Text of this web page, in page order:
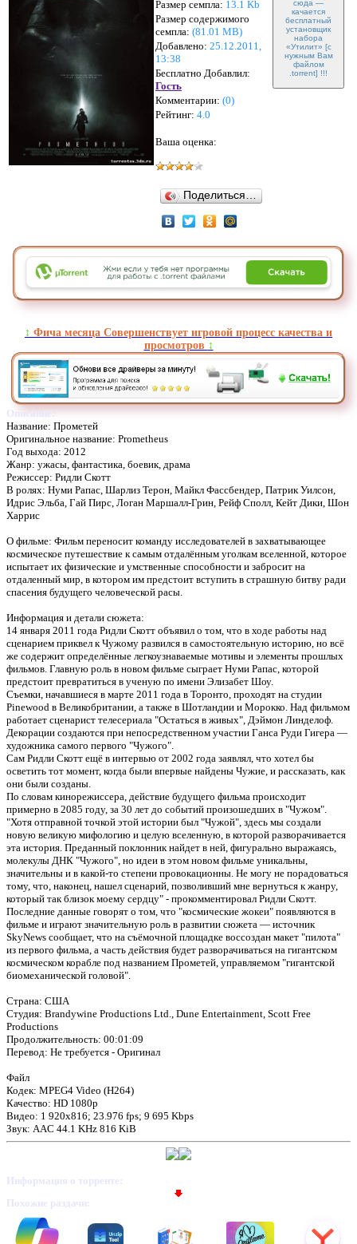
Предлагаем скачать
Прометей (2012) HD 1080p |
»
сюда —
качается
бесплатный
установщик
набора
«Утилит» [с
нужным Вам
файлом
.torrent] !!!
Размер семпла: 13.1 Kb
Размер содержимого
семпла: (81.01 MB)
Добавлено: 25.12.2011,
13:38
Бесплатно Добавлил:
Гость
Комментарии: (0)
Рейтинг: 4.0
Ваша оценка:
Поделиться…
↕️ Фича месяца Совершенствует игровой процесс качества и
просмотров ↕️
Описание:
Название: Прометей
Оригинальное название: Prometheus
Год выхода: 2012
Жанр: ужасы, фантастика, боевик, драма
Режиссер: Ридли Скотт
В ролях: Нуми Рапас, Шарлиз Терон, Майкл Фассбендер, Патрик Уилсон,
Идрис Эльба, Гай Пирс, Логан Маршалл-Грин, Рейф Сполл, Кейт Дики, Шон
Харрис
О фильме: Фильм переносит команду исследователей в захватывающее
космическое путешествие к самым отдалённым уголкам вселенной, которое
испытает их физические и умственные способности и забросит на
отдаленный мир, в котором им предстоит вступить в страшную битву ради
спасения будущего человеческой расы.
Информация и детали сюжета:
14 января 2011 года Ридли Скотт объявил о том, что в ходе работы над
сценарием приквел к Чужому развился в самостоятельную историю, но всё
же содержит определённые легкоузнаваемые мотивы и элементы прошлых
фильмов. Главную роль в новом фильме сыграет Нуми Рапас, которой
предстоит превратиться в ученую по имени Элизабет Шоу.
Съемки, начавшиеся в марте 2011 года в Торонто, проходят на студии
Pinewood в Великобритании, а также в Шотландии и Морокко. Над фильмом
работает сценарист телесериала "Остаться в живых", Дэймон Линделоф.
Декорации создаются при непосредственном участии Ганса Руди Гигера —
художника самого первого "Чужого".
Сам Ридли Скотт ещё в интервью от 2002 года заявлял, что хотел бы
осветить тот момент, когда были впервые найдены Чужие, и рассказать, как
они были созданы.
По словам кинорежиссера, действие будущего фильма происходит
примерно в 2085 году, за 30 лет до событий произошедших в "Чужом".
"Хотя отправной точкой этой истории был "Чужой", здесь мы создали
новую великую мифологию и целую вселенную, в которой разворачивается
эта история. Преданный поклонник найдет в ней, фигурально выражаясь,
молекулы ДНК "Чужого", но идеи в этом новом фильме уникальны,
значительны и в какой-то степени провокационны. Не могу не порадоваться
тому, что, наконец, нашел сценарий, позволивший мне вернуться к жанру,
который так близок моему сердцу" - прокомментировал Ридли Скотт.
Последние данные говорят о том, что "космические жокеи" появляются в
фильме и играют значительную роль в развитии сюжета — источник
SkyNews сообщает, что на съёмочной площадке воссоздан макет "пилота"
из первого фильма, а часть действия будет разворачиваться на гигантском
космическом корабле под названием Прометей, управляемом "гигантской
биомеханической головой".
Страна: США
Студия: Brandywine Productions Ltd., Dune Entertainment, Scott Free
Productions
Продолжительность: 00:01:09
Перевод: Не требуется - Оригинал
Файл
Кодек: MPEG4 Video (H264)
Качество: HD 1080p
Видео: 1 920x816; 23.976 fps; 9 695 Kbps
Звук: AAC 44.1 KHz 816 KiB
Информация о торренте:
Похожие раздачи: